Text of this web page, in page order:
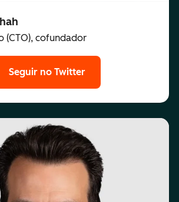
(CTO), cofundador
Seguir no Twitter